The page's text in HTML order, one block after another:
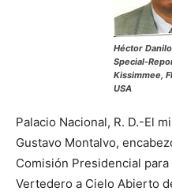
Héctor
Special-
Kissimmee,
USA
Palacio Nacional, R. D.-El
Gustavo Montalvo,
Comisión Presidencial
Vertedero a Cielo Abierto